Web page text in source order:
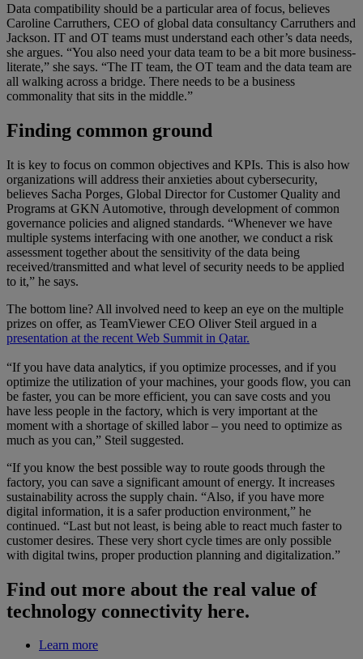
Data compatibility should be a particular area of focus, believes
Caroline Carruthers, CEO of global data consultancy Carruthers and
Jackson. IT and OT teams must understand each other’s data needs,
she argues. “You also need your data team to be a bit more business-
literate,” she says. “The IT team, the OT team and the data team are
all walking across a bridge. There needs to be a business
commonality that sits in the middle.”
Finding common ground
It is key to focus on common objectives and KPIs. This is also how
organizations will address their anxieties about cybersecurity,
believes Sacha Porges, Global Director for Customer Quality and
Programs at GKN Automotive, through development of common
governance policies and aligned standards. “Whenever we have
multiple systems interfacing with one another, we conduct a risk
assessment together about the sensitivity of the data being
received/transmitted and what level of security needs to be applied
to it,” he says.
The bottom line? All involved need to keep an eye on the multiple
prizes on offer, as TeamViewer CEO Oliver Steil argued in a
presentation at the recent Web Summit in Qatar.
“If you have data analytics, if you optimize processes, and if you
optimize the utilization of your machines, your goods flow, you can
be faster, you can be more efficient, you can save costs and you
have less people in the factory, which is very important at the
moment with a shortage of skilled labor – you need to optimize as
much as you can,” Steil suggested.
“If you know the best possible way to route goods through the
factory, you can save a significant amount of energy. It increases
sustainability across the supply chain. “Also, if you have more
digital information, it is a safer production environment,” he
continued. “Last but not least, is being able to react much faster to
customer desires. These very short cycle times are only possible
with digital twins, proper production planning and digitalization.”
Find out more about the real value of
technology connectivity here.
Learn more